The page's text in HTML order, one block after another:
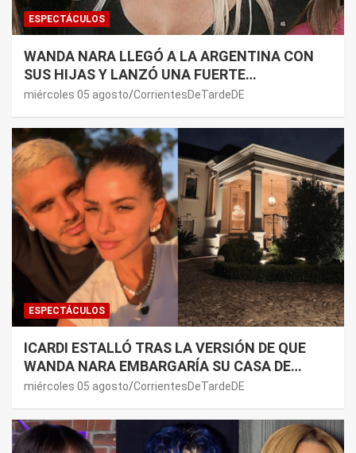
ESPECTÁCULOS
WANDA NARA LLEGÓ A LA ARGENTINA CON
SUS HIJAS Y LANZÓ UNA FUERTE
PREMONICIÓN SOBRE MAURO ICARDI
miércoles 05 agosto CorrientesDeTardeDE
ESPECTÁCULOS
ICARDI ESTALLÓ TRAS LA VERSIÓN DE QUE
WANDA NARA EMBARGARÍA SU CASA DE
NORDELTA: “NECESITAN RASCAR DE ALGÚN
miércoles 05 agosto CorrientesDeTardeDE